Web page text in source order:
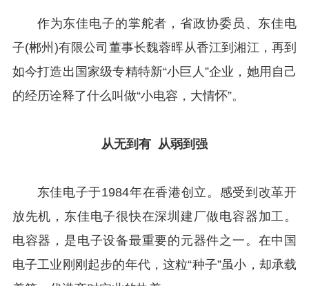
作为东佳电子的掌舵者，省政协委员、东佳电
子(郴州)有限公司董事长魏蓉晖从香江到湘江，再到
如今打造出国家级专精特新“小巨人”企业，她用自己
的经历诠释了什么叫做“小电容，大情怀”。
从无到有 从弱到强
东佳电子于1984年在香港创立。感受到改革开
放先机，东佳电子很快在深圳建厂做电容器加工。
电容器，是电子设备最重要的元器件之一。在中国
电子工业刚刚起步的年代，这粒“种子”虽小，却承载